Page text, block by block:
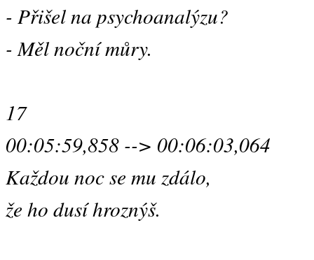
- Přišel na psychoanalýzu?
- Měl noční můry.
17
00:05:59,858 --> 00:06:03,064
Každou noc se mu zdálo,
že ho dusí hroznýš.